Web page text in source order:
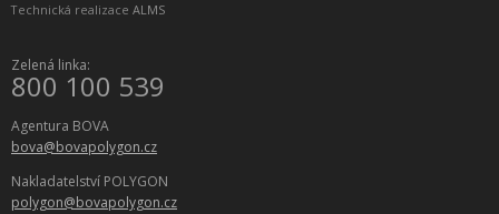
Technická realizace ALMS
Zelená linka:
800 100 539
Agentura BOVA
bova@bovapolygon.cz
Nakladatelství POLYGON
polygon@bovapolygon.cz